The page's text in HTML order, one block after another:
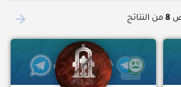
8 من النتائج